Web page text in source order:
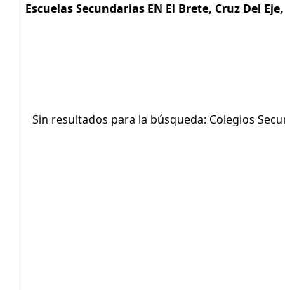
Escuelas Secundarias EN El Brete, Cruz Del
Sin resultados para la búsqueda: Colegios